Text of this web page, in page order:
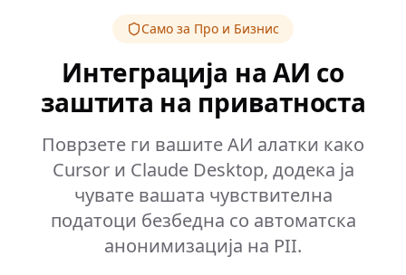
Само за Про и Бизнис
Интеграција на АИ со
заштита на приватноста
Поврзете ги вашите АИ алатки како
Cursor и Claude Desktop, додека ја
чувате вашата чувствителна
податоци безбедна со автоматска
анонимизација на PII.